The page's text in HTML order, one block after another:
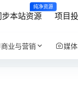
步本站资源
纯净资源
项目
商业与营销 媒